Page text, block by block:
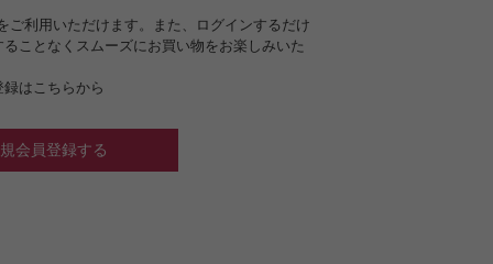
ご利用いただけます。また、ログインするだけ
ことなくスムーズにお買い物をお楽しみいた
はこちらから
会員登録する